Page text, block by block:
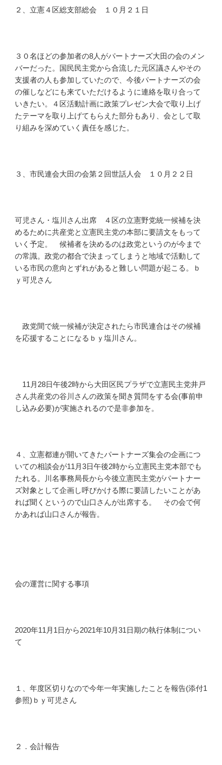
２、立憲４区総支部総会 １０月２１日
３０名ほどの参加者の8人がパートナーズ大田の会のメン
バーだった。国民民主党から合流した元区議さんやその
支援者の人も参加していたので、今後パートナーズの会
の催しなどにも来ていただけるように連絡を取り合って
いきたい。４区活動計画に政策プレゼン大会で取り上げ
たテーマを取り上げてもらえた部分もあり、会として取
り組みを深めていく責任を感じた。
３、市民連会大田の会第２回世話人会 １０月２２日
可児さん・塩川さん出席 ４区の立憲野党統一候補を決
めるために共産党と立憲民主党の本部に要請文をもって
いく予定。 候補者を決めるのは政党というのが今まで
の常識。政党の都合で決まってしまうと地域で活動して
いる市民の意向とずれがあると難しい問題が起こる。ｂ
ｙ可児さん
政党間で統一候補が決定されたら市民連合はその候補
を応援することになるｂｙ塩川さん。
11月28日午後2時から大田区民プラザで立憲民主党井戸
さん共産党の谷川さんの政策を聞き質問をする会(事前申
し込み必要)が実施されるので是非参加を。
４、立憲都連が開いてきたパートナーズ集会の企画につ
いての相談会が11月3日午後2時から立憲民主党本部でも
たれる。川名事務局長から今後立憲民主党がパートナー
ズ対象として企画し呼びかける際に要請したいことがあ
れば聞くというので山口さんが出席する。 その会で何
かあれば山口さんが報告。
会の運営に関する事項
2020年11月1日から2021年10月31日期の執行体制につい
て
１、年度区切りなので今年一年実施したことを報告(添付1
参照)ｂｙ可児さん
２．会計報告